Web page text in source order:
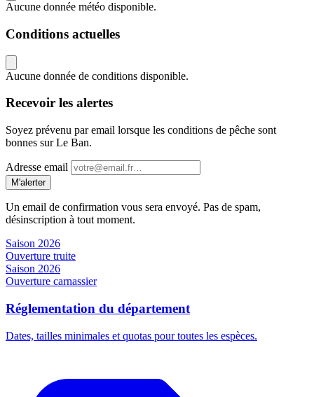
Aucune donnée météo disponible.
Conditions actuelles
Aucune donnée de conditions disponible.
Recevoir les alertes
Soyez prévenu par email lorsque les conditions de pêche sont
bonnes sur Le Ban.
Adresse email
M'alerter
Un email de confirmation vous sera envoyé. Pas de spam,
désinscription à tout moment.
Saison 2026
Ouverture truite
Saison 2026
Ouverture carnassier
Réglementation du département
Dates, tailles minimales et quotas pour toutes les espèces.